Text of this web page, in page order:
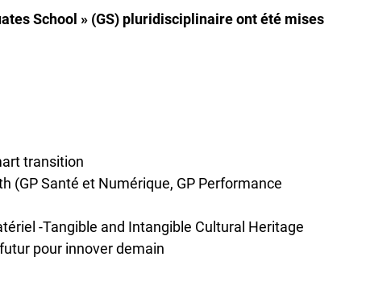
School » (GS) pluridisciplinaire ont été mises
transition
(GP Santé et Numérique, GP Performance
-Tangible and Intangible Cultural Heritage
pour innover demain